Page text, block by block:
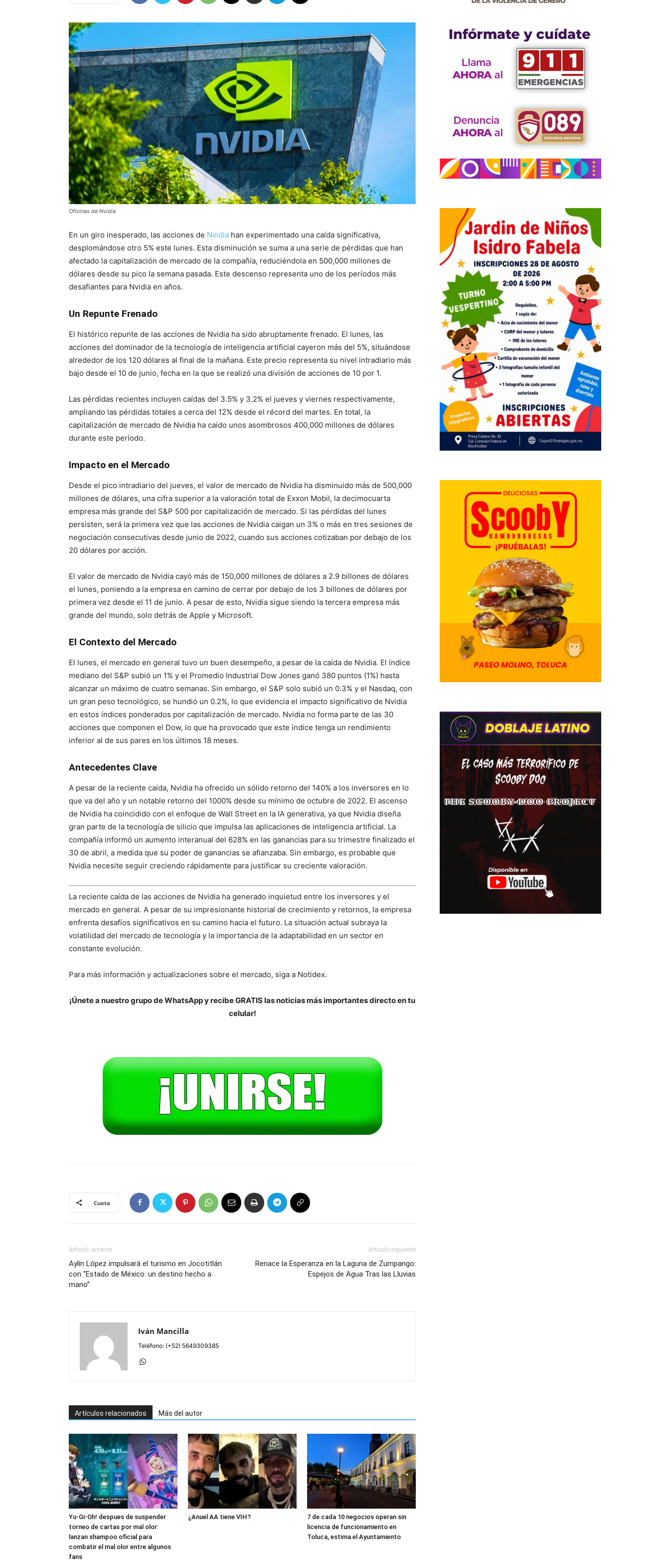
Oficinas de Nvidia
En un giro inesperado, las acciones de Nvidia han experimentado una caída significativa,
desplomándose otro 5% este lunes. Esta disminución se suma a una serie de pérdidas que han
afectado la capitalización de mercado de la compañía, reduciéndola en 500,000 millones de
dólares desde su pico la semana pasada. Este descenso representa uno de los períodos más
desafiantes para Nvidia en años.
Un Repunte Frenado
El histórico repunte de las acciones de Nvidia ha sido abruptamente frenado. El lunes, las
acciones del dominador de la tecnología de inteligencia artificial cayeron más del 5%, situándose
alrededor de los 120 dólares al final de la mañana. Este precio representa su nivel intradiario más
bajo desde el 10 de junio, fecha en la que se realizó una división de acciones de 10 por 1.
Las pérdidas recientes incluyen caídas del 3.5% y 3.2% el jueves y viernes respectivamente,
ampliando las pérdidas totales a cerca del 12% desde el récord del martes. En total, la
capitalización de mercado de Nvidia ha caído unos asombrosos 400,000 millones de dólares
durante este período.
Impacto en el Mercado
Desde el pico intradiario del jueves, el valor de mercado de Nvidia ha disminuido más de 500,000
millones de dólares, una cifra superior a la valoración total de Exxon Mobil, la decimocuarta
empresa más grande del S&P 500 por capitalización de mercado. Si las pérdidas del lunes
persisten, será la primera vez que las acciones de Nvidia caigan un 3% o más en tres sesiones de
negociación consecutivas desde junio de 2022, cuando sus acciones cotizaban por debajo de los
20 dólares por acción.
El valor de mercado de Nvidia cayó más de 150,000 millones de dólares a 2.9 billones de dólares
el lunes, poniendo a la empresa en camino de cerrar por debajo de los 3 billones de dólares por
primera vez desde el 11 de junio. A pesar de esto, Nvidia sigue siendo la tercera empresa más
grande del mundo, solo detrás de Apple y Microsoft.
El Contexto del Mercado
El lunes, el mercado en general tuvo un buen desempeño, a pesar de la caída de Nvidia. El índice
mediano del S&P subió un 1% y el Promedio Industrial Dow Jones ganó 380 puntos (1%) hasta
alcanzar un máximo de cuatro semanas. Sin embargo, el S&P solo subió un 0.3% y el Nasdaq, con
un gran peso tecnológico, se hundió un 0.2%, lo que evidencia el impacto significativo de Nvidia
en estos índices ponderados por capitalización de mercado. Nvidia no forma parte de las 30
acciones que componen el Dow, lo que ha provocado que este índice tenga un rendimiento
inferior al de sus pares en los últimos 18 meses.
Antecedentes Clave
A pesar de la reciente caída, Nvidia ha ofrecido un sólido retorno del 140% a los inversores en lo
que va del año y un notable retorno del 1000% desde su mínimo de octubre de 2022. El ascenso
de Nvidia ha coincidido con el enfoque de Wall Street en la IA generativa, ya que Nvidia diseña
gran parte de la tecnología de silicio que impulsa las aplicaciones de inteligencia artificial. La
compañía informó un aumento interanual del 628% en las ganancias para su trimestre finalizado el
30 de abril, a medida que su poder de ganancias se afianzaba. Sin embargo, es probable que
Nvidia necesite seguir creciendo rápidamente para justificar su creciente valoración.
La reciente caída de las acciones de Nvidia ha generado inquietud entre los inversores y el
mercado en general. A pesar de su impresionante historial de crecimiento y retornos, la empresa
enfrenta desafíos significativos en su camino hacia el futuro. La situación actual subraya la
volatilidad del mercado de tecnología y la importancia de la adaptabilidad en un sector en
constante evolución.
Para más información y actualizaciones sobre el mercado, siga a Notidex.
¡Únete a nuestro grupo de WhatsApp y recibe GRATIS las noticias más importantes directo en tu
celular!
Cuota
Artículo anterior
Aylín López impulsará el turismo en Jocotitlán
con “Estado de México: un destino hecho a
mano”
Artículo siguiente
Renace la Esperanza en la Laguna de Zumpango:
Espejos de Agua Tras las Lluvias
Iván Mancilla
Teléfono: (+52) 5649309385
Artículos relacionados Más del autor
Yu-Gi-Oh! despues de suspender
torneo de cartas por mal olor:
lanzan shampoo oficial para
combatir el mal olor entre algunos
fans
¿Anuel AA tiene VIH?
7 de cada 10 negocios operan sin
licencia de funcionamiento en
Toluca, estima el Ayuntamiento